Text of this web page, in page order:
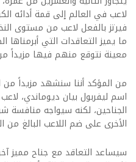
فيرتز بالفعل لاعب من مستوى
ما يميز التعاقدات التي
معينة نتوقع منهم فيها مزيداً
من المؤكد أننا سنشهد مزيداً من
اسم ليفربول بيان ديوماندي،
الجناحين، لكنه سيواجه منافسة
الأخرى على ضم اللاعب البالغ من العمر
سيساعد التعاقد مع جناح مميز